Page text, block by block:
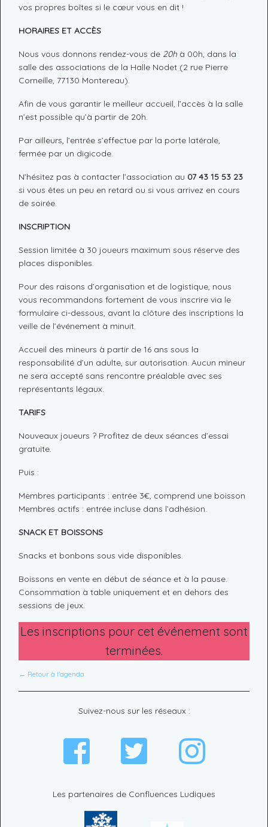
vos propres boîtes si le cœur vous en dit !
HORAIRES ET ACCÈS
Nous vous donnons rendez-vous de 20h à 00h, dans la
salle des associations de la Halle Nodet (2 rue Pierre
Corneille, 77130 Montereau).
Afin de vous garantir le meilleur accueil, l’accès à la salle
n’est possible qu’à partir de 20h.
Par ailleurs, l’entrée s’effectue par la porte latérale,
fermée par un digicode.
N’hésitez pas à contacter l’association au 07 43 15 53 23
si vous êtes un peu en retard ou si vous arrivez en cours
de soirée.
INSCRIPTION
Session limitée à 30 joueurs maximum sous réserve des
places disponibles.
Pour des raisons d’organisation et de logistique, nous
vous recommandons fortement de vous inscrire via le
formulaire ci-dessous, avant la clôture des inscriptions la
veille de l’événement à minuit.
Accueil des mineurs à partir de 16 ans sous la
responsabilité d’un adulte, sur autorisation. Aucun mineur
ne sera accepté sans rencontre préalable avec ses
représentants légaux.
TARIFS
Nouveaux joueurs ? Profitez de deux séances d’essai
gratuite.
Puis :
Membres participants : entrée 3€, comprend une boisson
Membres actifs : entrée incluse dans l’adhésion.
SNACK ET BOISSONS
Snacks et bonbons sous vide disponibles.
Boissons en vente en début de séance et à la pause.
Consommation à table uniquement et en dehors des
sessions de jeux.
Les inscriptions pour cet événement sont
terminées.
← Retour à l'agenda
Les partenaires de Confluences Ludiques
Suivez-nous sur les réseaux :